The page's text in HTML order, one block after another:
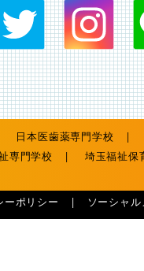
日本医歯薬専門学校
専門学校
埼玉福祉保
ソーシャ
ーポリシー